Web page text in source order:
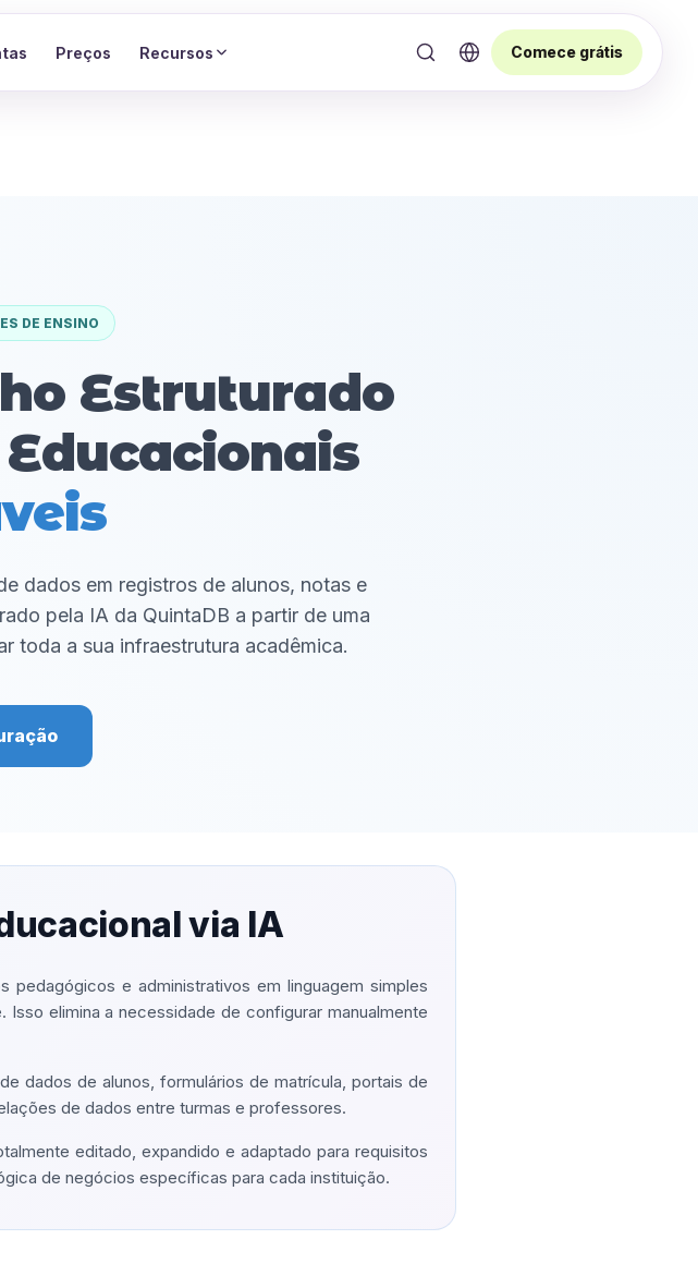
Preços Recursos Comece grátis
DE ENSINO
Estruturado
dados em registros de alunos, notas e
pela IA da QuintaDB a partir de uma
toda a sua infraestrutura acadêmica.
via IA
e administrativos em linguagem simples
elimina a necessidade de configurar manualmente
dados de alunos, formulários de matrícula, portais de
de dados entre turmas e professores.
editado, expandido e adaptado para requisitos
de negócios específicas para cada instituição.